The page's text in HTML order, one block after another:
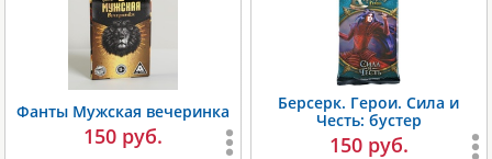
Фанты Мужская вечеринка
150 руб.
Берсерк. Герои. Сила и
Честь: бустер
150 руб.